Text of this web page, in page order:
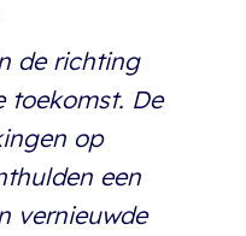
de richting
toekomst. De
op
een
vernieuwde